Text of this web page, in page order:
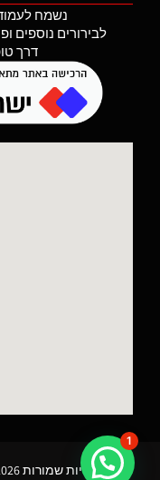
נשמח
לבירורים נוספים
דרך
כל הזכויות שמורות 2026 | RED-DOT |
1